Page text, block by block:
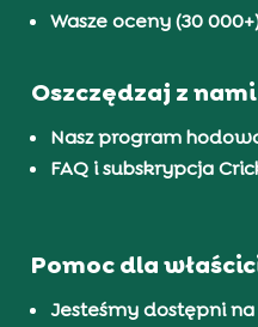
Wasze oceny (30
Oszczędzaj z nami
Nasz program
FAQ i subskrypcja
Pomoc dla
Jesteśmy dostępni